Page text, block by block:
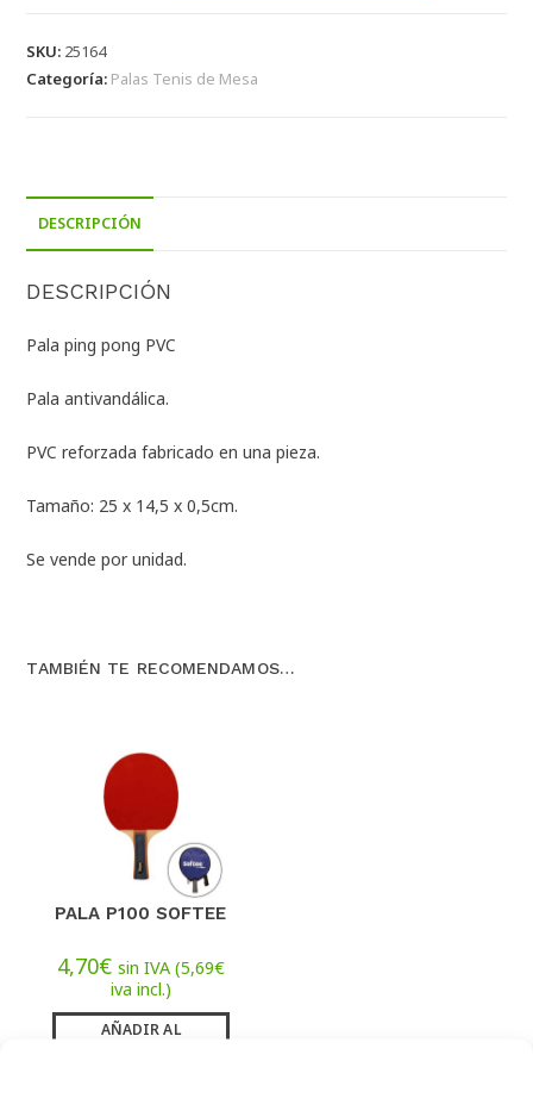
SKU: 25164
Categoría: Palas Tenis de Mesa
DESCRIPCIÓN
DESCRIPCIÓN
Pala ping pong PVC
Pala antivandálica.
PVC reforzada fabricado en una pieza.
Tamaño: 25 x 14,5 x 0,5cm.
Se vende por unidad.
TAMBIÉN TE RECOMENDAMOS…
PALA P100 SOFTEE
4,70€ sin IVA (5,69€
iva incl.)
AÑADIR AL